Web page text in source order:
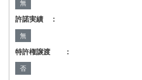
無
許諾実績 ：
無
特許権譲渡 ：
否